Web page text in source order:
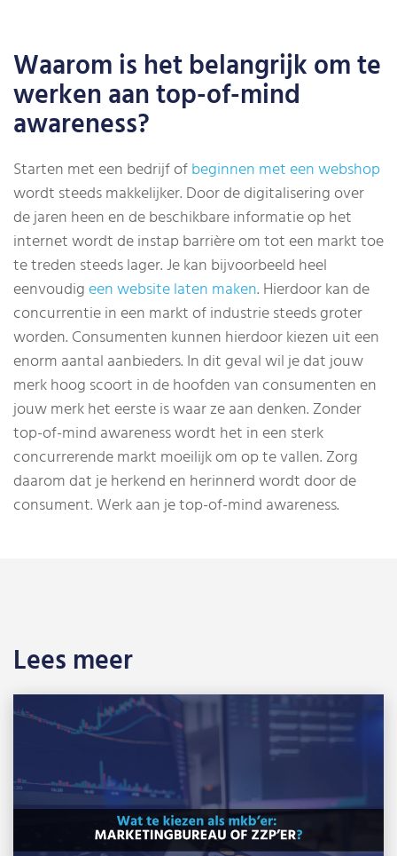
Waarom is het belangrijk om te
werken aan top-of-mind
awareness?
Starten met een bedrijf ofbeginnen met een webshop
wordt steeds makkelijker. Door de digitalisering over
de jaren heen en de beschikbare informatie op het
internet wordt de instap barrière om tot een markt toe
te treden steeds lager. Je kan bijvoorbeeld heel
eenvoudigeen website laten maken. Hierdoor kan de
concurrentie in een markt of industrie steeds groter
worden. Consumenten kunnen hierdoor kiezen uit een
enorm aantal aanbieders. In dit geval wil je dat jouw
merk hoog scoort in de hoofden van consumenten en
jouw merk het eerste is waar ze aan denken. Zonder
top-of-mind awareness wordt het in een sterk
concurrerende markt moeilijk om op te vallen. Zorg
daarom dat je herkend en herinnerd wordt door de
consument. Werk aan je top-of-mind awareness.
Lees meer